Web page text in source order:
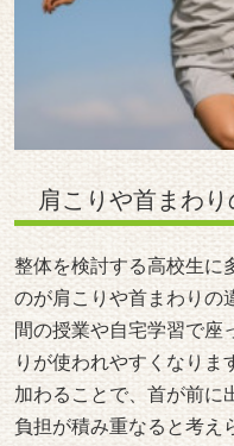
肩こりや首まわ
整体を検討する高校生に
のが肩こりや首まわりの
間の授業や自宅学習で座
りが使われやすくなりま
加わることで、首が前に
負担が積み重なると考え